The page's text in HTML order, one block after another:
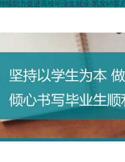
续助力促进高校毕业生就业-凯发k8客